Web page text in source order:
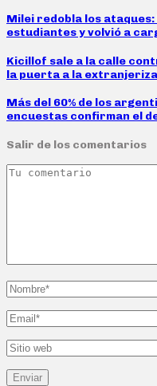
Milei redobla los
estudiantes y volvió a
Kicillof sale a la calle
la puerta a la
Más del 60% de los
encuestas confirman el
Salir de los comentarios